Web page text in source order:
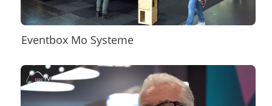
Eventbox Mo Systeme